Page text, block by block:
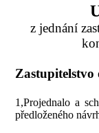
z jednání
Zastupitelstvo
1,Projednalo a
předloženého